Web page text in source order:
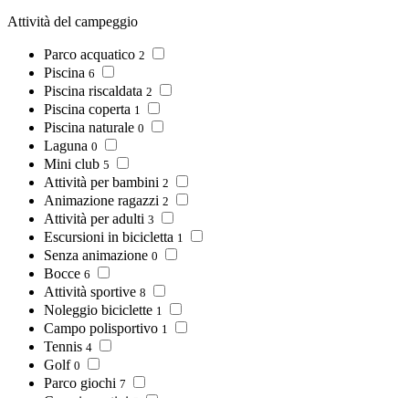
Attività del campeggio
Parco acquatico 2
Piscina 6
Piscina riscaldata 2
Piscina coperta 1
Piscina naturale 0
Laguna 0
Mini club 5
Attività per bambini 2
Animazione ragazzi 2
Attività per adulti 3
Escursioni in bicicletta 1
Senza animazione 0
Bocce 6
Attività sportive 8
Noleggio biciclette 1
Campo polisportivo 1
Tennis 4
Golf 0
Parco giochi 7